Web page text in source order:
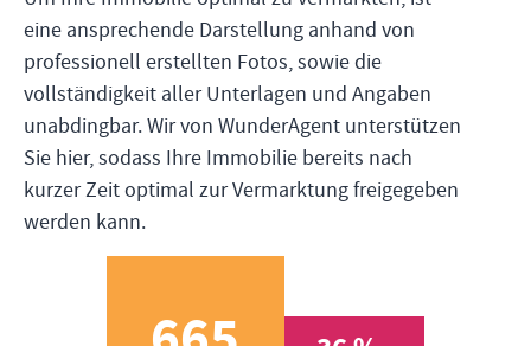
eine ansprechende Darstellung anhand von
professionell erstellten Fotos, sowie die
vollständigkeit aller Unterlagen und Angaben
unabdingbar. Wir von WunderAgent unterstützen
Sie hier, sodass Ihre Immobilie bereits nach
kurzer Zeit optimal zur Vermarktung freigegeben
werden kann.